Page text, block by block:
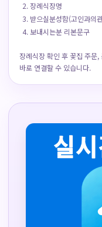
장례식장명
받으실분성함(고인과의
보내시는분 리본문구
장례식장 확인 후 꽃집 주문
바로 연결할 수 있습니다.